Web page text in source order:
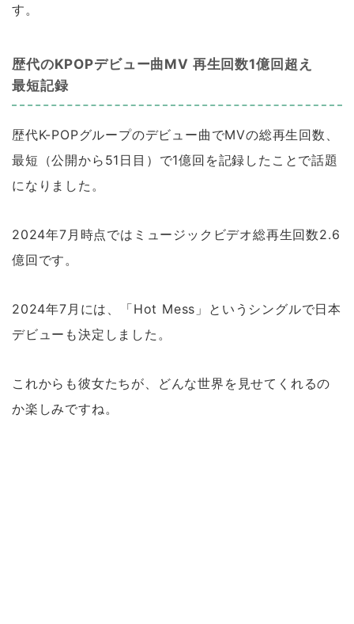
す。
歴代のKPOPデビュー曲MV 再生回数1億回超え
最短記録
歴代K-POPグループのデビュー曲でMVの総再生回数、
最短（公開から51日目）で1億回を記録したことで話題
になりました。
2024年7月時点ではミュージックビデオ総再生回数2.6
億回です。
2024年7月には、「Hot Mess」というシングルで日本
デビューも決定しました。
これからも彼女たちが、どんな世界を見せてくれるの
か楽しみですね。